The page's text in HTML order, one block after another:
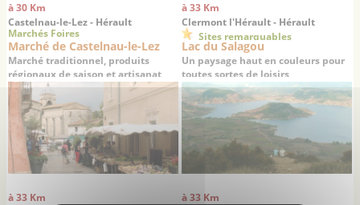
à 30 Km
Castelnau-le-Lez - Hérault
Marchés Foires
Marché de Castelnau-le-Lez
Marché traditionnel, produits
régionaux de saison et artisanat
à 33 Km
Clermont l'Hérault - Hérault
Sites remarquables
Lac du Salagou
Un paysage haut en couleurs pour
toutes sortes de loisirs
à 33 Km à 33 Km